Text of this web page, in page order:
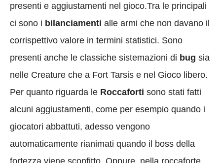
presenti e aggiustamenti nel gioco.Tra le principali
ci sono i bilanciamenti alle armi che non davano il
corrispettivo valore in termini statistici. Sono
presenti anche le classiche sistemazioni di bug sia
nelle Creature che a Fort Tarsis e nel Gioco libero.
Per quanto riguarda le Roccaforti sono stati fatti
alcuni aggiustamenti, come per esempio quando i
giocatori abbattuti, adesso vengono
automaticamente rianimati quando il boss della
fortezza viene sconfitto. Oppure, nella roccaforte